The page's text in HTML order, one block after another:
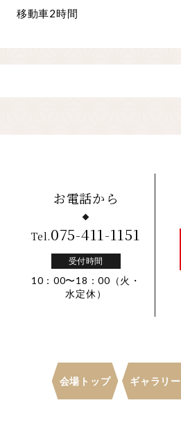
移動車2時間
お電話から
Tel.075-411-1151
受付時間
10：00〜18：00（火・
水定休）
会場トップ ギャラリー